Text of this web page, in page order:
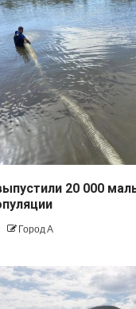
20 000
Город А